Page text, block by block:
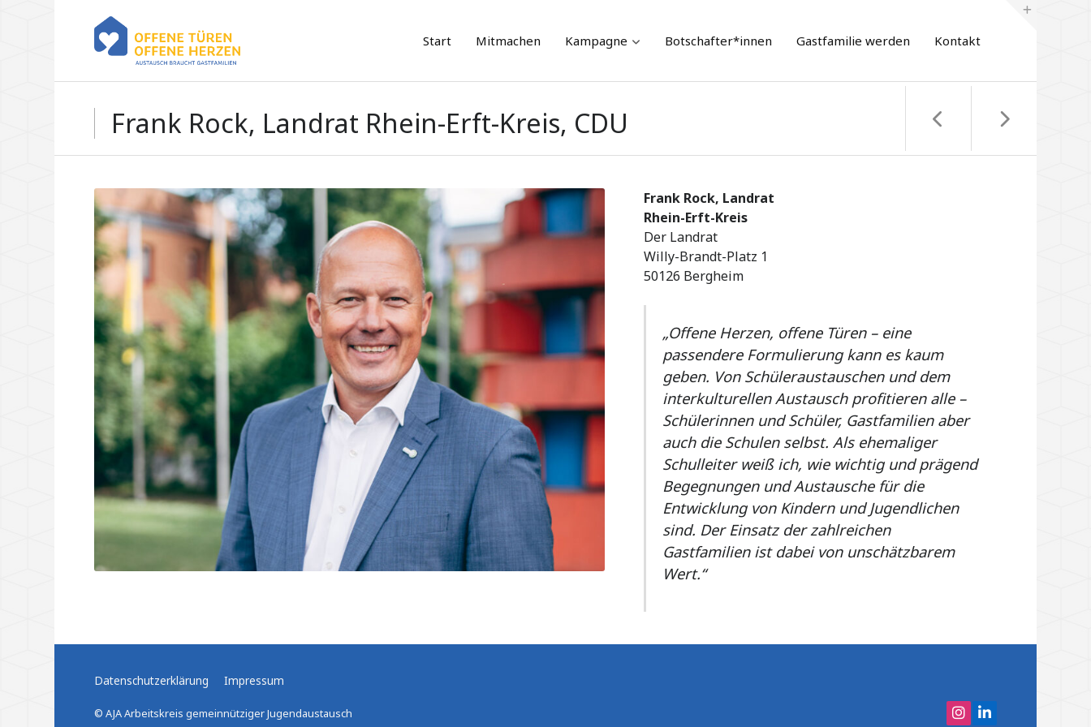
Start Mitmachen Kampagne Botschafter*innen Gastfamilie werden Kontakt
Skip
Frank Rock, Landrat Rhein-Erft-Kreis, CDU
Frank Rock, Landrat
Rhein-Erft-Kreis
Der Landrat
Willy-Brandt-Platz 1
50126 Bergheim
„Offene Herzen, offene Türen – eine
passendere Formulierung kann es kaum
geben. Von Schüleraustauschen und dem
interkulturellen Austausch profitieren alle –
Schülerinnen und Schüler, Gastfamilien aber
auch die Schulen selbst. Als ehemaliger
Schulleiter weiß ich, wie wichtig und prägend
Begegnungen und Austausche für die
Entwicklung von Kindern und Jugendlichen
sind. Der Einsatz der zahlreichen
Gastfamilien ist dabei von unschätzbarem
Wert.“
Datenschutzerklärung Impressum
© AJA Arbeitskreis gemeinnütziger Jugendaustausch